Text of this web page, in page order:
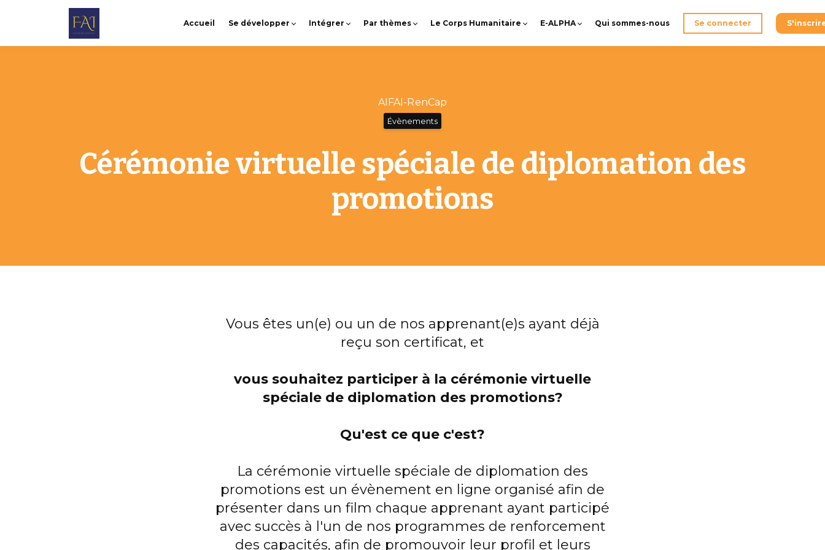
Accueil Se développer Intégrer Par thèmes Le Corps Humanitaire E-ALPHA Qui sommes-nous Se connecter
AIFAI-RenCap
Évènements
Cérémonie virtuelle spéciale de diplomation des
promotions
Vous êtes un(e) ou un de nos apprenant(e)s ayant déjà
reçu son certificat, et
vous souhaitez participer à la cérémonie virtuelle
spéciale de diplomation des promotions?
Qu'est ce que c'est?
La cérémonie virtuelle spéciale de diplomation des
promotions est un évènement en ligne organisé afin de
présenter dans un film chaque apprenant ayant participé
avec succès à l'un de nos programmes de renforcement
des capacités, afin de promouvoir leur profil et leurs